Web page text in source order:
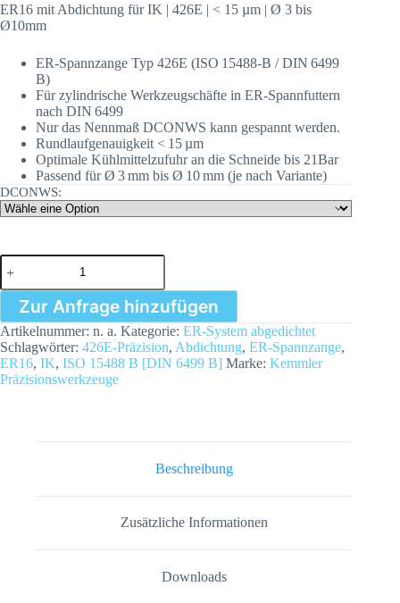
ER16 mit Abdichtung für IK | 426E | < 15 µm | Ø 3 bis
Ø10mm
ER‑Spannzange Typ 426E (ISO 15488‑B / DIN 6499
B)
Für zylindrische Werkzeugschäfte in ER‑Spannfuttern
nach DIN 6499
Nur das Nennmaß DCONWS kann gespannt werden.
Rundlaufgenauigkeit < 15 µm
Optimale Kühlmittelzufuhr an die Schneide bis 21Bar
Passend für Ø 3 mm bis Ø 10 mm (je nach Variante)
DCONWS:
ER16
mit
Abdichtung
IK
|
426E
|
<
Zur Anfrage hinzufügen
Artikelnummer: n. a. Kategorie: ER-System abgedichtet
Schlagwörter: 426E-Präzision, Abdichtung, ER-Spannzange,
ER16, IK, ISO 15488 B [DIN 6499 B] Marke: Kemmler
Präzisionswerkzeuge
Beschreibung
Zusätzliche Informationen
Downloads